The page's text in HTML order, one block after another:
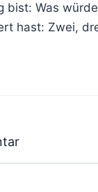
bist: Was
hast: Zwei,